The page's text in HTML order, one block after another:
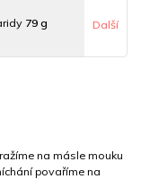
79 g
mg
Další
na másle mouku
povaříme na